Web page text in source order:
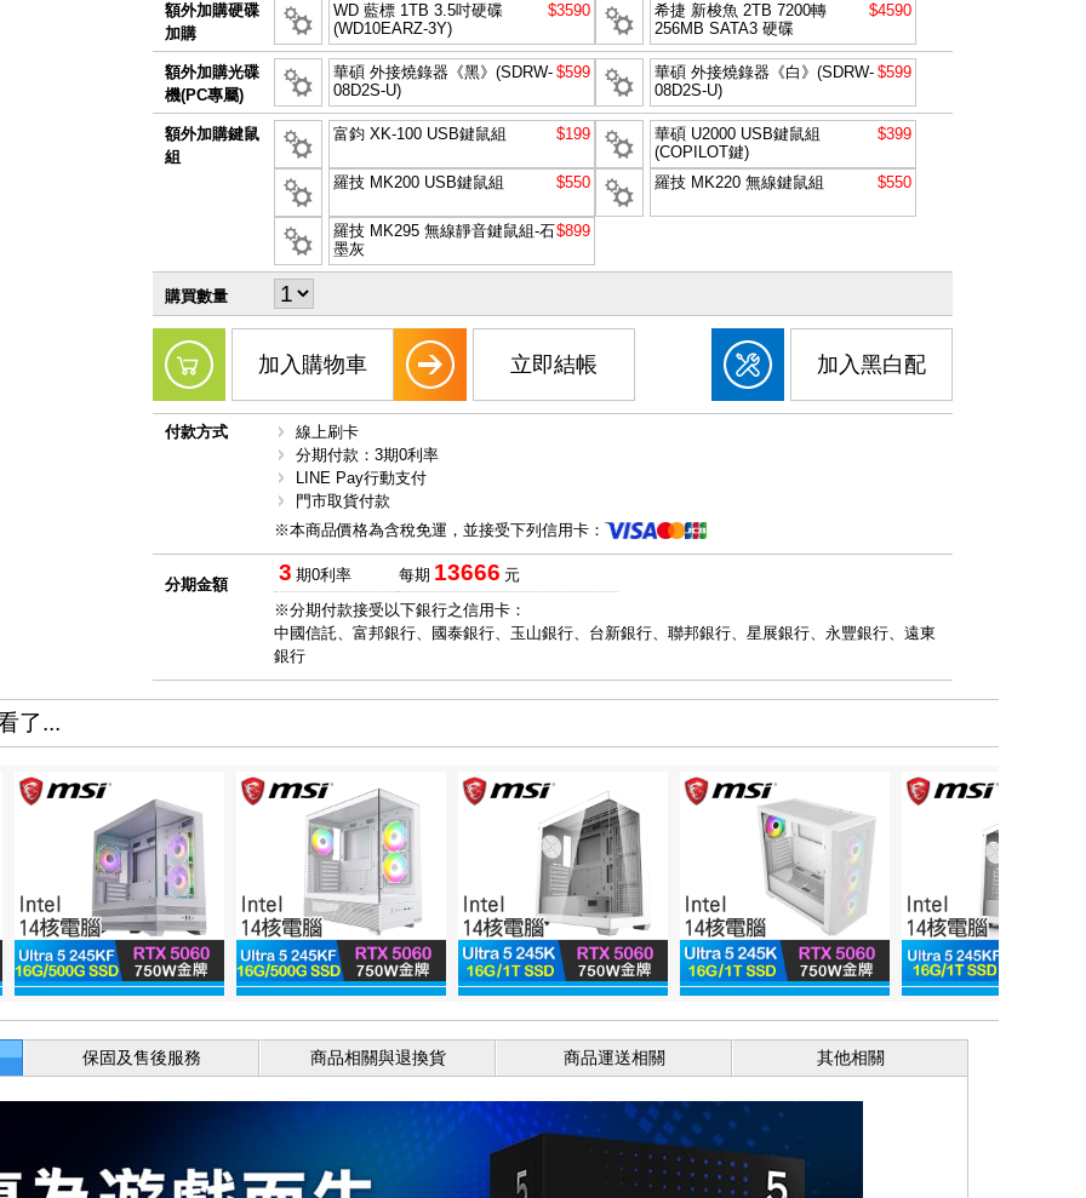
額外加購硬碟
加購
WD 藍標 1TB 3.5吋硬碟
(WD10EARZ-3Y)
$3590
希捷 新梭魚 2TB 7200轉
256MB SATA3 硬碟
$4590
額外加購光碟
機(PC專屬)
華碩 外接燒錄器《黑》(SDRW-
08D2S-U)
$599
華碩 外接燒錄器《白》(SDRW-
08D2S-U)
$599
額外加購鍵鼠
組
富鈞 XK-100 USB鍵鼠組 $199
華碩 U2000 USB鍵鼠組
(COPILOT鍵)
$399
羅技 MK200 USB鍵鼠組 $550 羅技 MK220 無線鍵鼠組 $550
羅技 MK295 無線靜音鍵鼠組-石
墨灰
$899
購買數量
加入購物車 立即結帳 加入黑白配
付款方式
線上刷卡
分期付款：3期0利率
LINE Pay行動支付
門市取貨付款
※本商品價格為含稅免運，並接受下列信用卡：
分期金額 3 期0利率 每期 13666 元
※分期付款接受以下銀行之信用卡：
中國信託、富邦銀行、國泰銀行、玉山銀行、台新銀行、聯邦銀行、星展銀行、永豐銀行、遠東
銀行
了...
保固及售後服務 商品相關與退換貨 商品運送相關 其他相關